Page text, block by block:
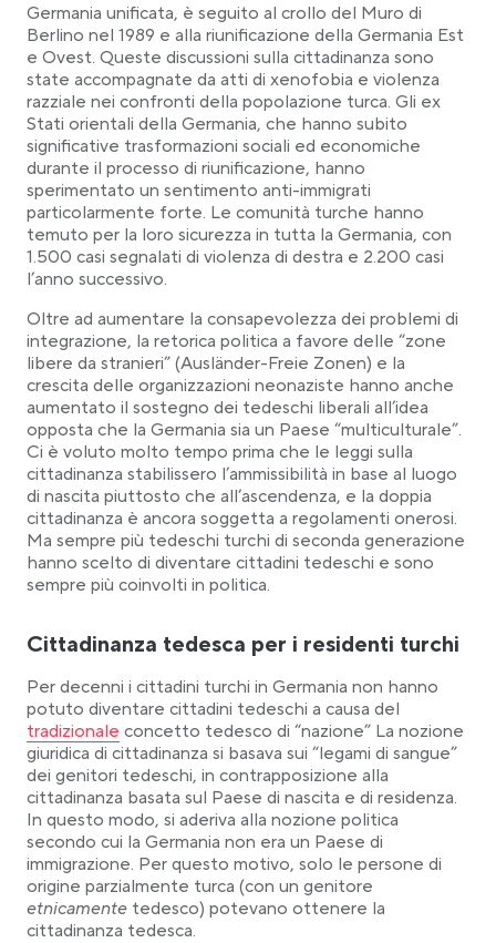
Germania unificata, è seguito al crollo del Muro di
Berlino nel 1989 e alla riunificazione della Germania Est
e Ovest. Queste discussioni sulla cittadinanza sono
state accompagnate da atti di xenofobia e violenza
razziale nei confronti della popolazione turca. Gli ex
Stati orientali della Germania, che hanno subito
significative trasformazioni sociali ed economiche
durante il processo di riunificazione, hanno
sperimentato un sentimento anti-immigrati
particolarmente forte. Le comunità turche hanno
temuto per la loro sicurezza in tutta la Germania, con
1.500 casi segnalati di violenza di destra e 2.200 casi
l’anno successivo.
Oltre ad aumentare la consapevolezza dei problemi di
integrazione, la retorica politica a favore delle “zone
libere da stranieri” (Ausländer-Freie Zonen) e la
crescita delle organizzazioni neonaziste hanno anche
aumentato il sostegno dei tedeschi liberali all’idea
opposta che la Germania sia un Paese “multiculturale”.
Ci è voluto molto tempo prima che le leggi sulla
cittadinanza stabilissero l’ammissibilità in base al luogo
di nascita piuttosto che all’ascendenza, e la doppia
cittadinanza è ancora soggetta a regolamenti onerosi.
Ma sempre più tedeschi turchi di seconda generazione
hanno scelto di diventare cittadini tedeschi e sono
sempre più coinvolti in politica.
Cittadinanza tedesca per i residenti turchi
Per decenni i cittadini turchi in Germania non hanno
potuto diventare cittadini tedeschi a causa del
tradizionale concetto tedesco di “nazione” La nozione
giuridica di cittadinanza si basava sui “legami di sangue”
dei genitori tedeschi, in contrapposizione alla
cittadinanza basata sul Paese di nascita e di residenza.
In questo modo, si aderiva alla nozione politica
secondo cui la Germania non era un Paese di
immigrazione. Per questo motivo, solo le persone di
origine parzialmente turca (con un genitore
etnicamente tedesco) potevano ottenere la
cittadinanza tedesca.